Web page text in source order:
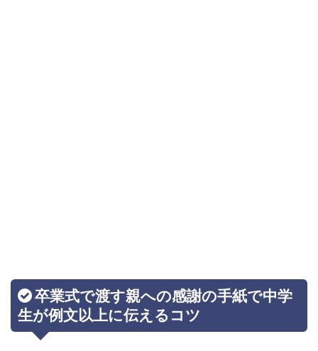
卒業式で渡す親への感謝の手紙で中学
生が例文以上に伝えるコツ